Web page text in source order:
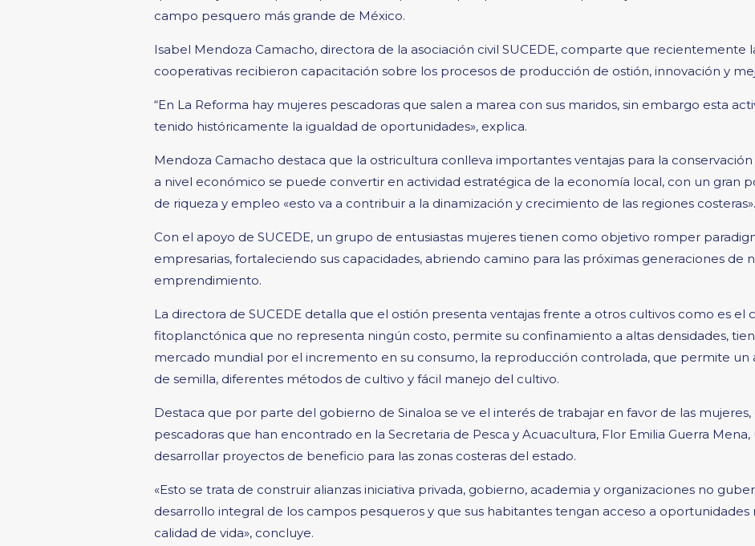
campo pesquero más grande de México.
Isabel Mendoza Camacho, directora de la asociación civil SUCEDE, comparte que recientemente
cooperativas recibieron capacitación sobre los procesos de producción de ostión, innovación y
“En La Reforma hay mujeres pescadoras que salen a marea con sus maridos, sin embargo esta
tenido históricamente la igualdad de oportunidades», explica.
Mendoza Camacho destaca que la ostricultura conlleva importantes ventajas para la
a nivel económico se puede convertir en actividad estratégica de la economía local, con un gran
de riqueza y empleo «esto va a contribuir a la dinamización y crecimiento de las regiones costeras».
Con el apoyo de SUCEDE, un grupo de entusiastas mujeres tienen como objetivo romper
empresarias, fortaleciendo sus capacidades, abriendo camino para las próximas generaciones de
emprendimiento.
La directora de SUCEDE detalla que el ostión presenta ventajas frente a otros cultivos como es el
fitoplanctónica que no representa ningún costo, permite su confinamiento a altas densidades,
mercado mundial por el incremento en su consumo, la reproducción controlada, que permite
de semilla, diferentes métodos de cultivo y fácil manejo del cultivo.
Destaca que por parte del gobierno de Sinaloa se ve el interés de trabajar en favor de las
pescadoras que han encontrado en la Secretaria de Pesca y Acuacultura, Flor Emilia Guerra Mena,
desarrollar proyectos de beneficio para las zonas costeras del estado.
«Esto se trata de construir alianzas iniciativa privada, gobierno, academia y organizaciones no
desarrollo integral de los campos pesqueros y que sus habitantes tengan acceso a oportunidades
calidad de vida», concluye.